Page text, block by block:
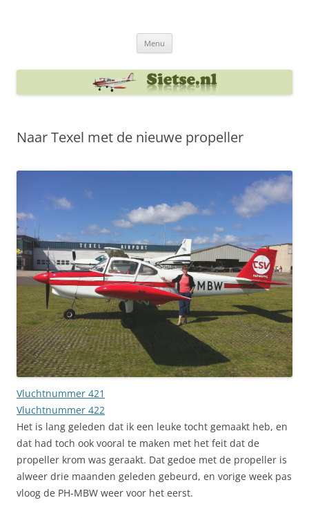
Menu
Naar Texel met de nieuwe propeller
Vluchtnummer 421
Vluchtnummer 422
Het is lang geleden dat ik een leuke tocht gemaakt heb, en
dat had toch ook vooral te maken met het feit dat de
propeller krom was geraakt. Dat gedoe met de propeller is
alweer drie maanden geleden gebeurd, en vorige week pas
vloog de PH-MBW weer voor het eerst.